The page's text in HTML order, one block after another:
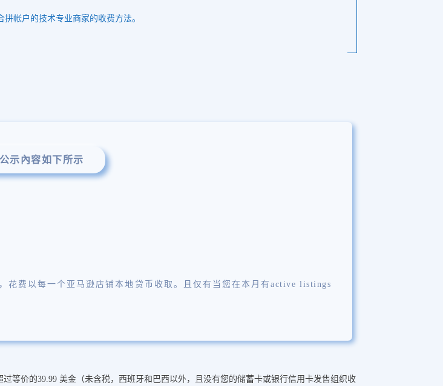
帐户的技术专业商家的收费方法。
公示內容如下所示
花费以每一个亚马逊店铺本地贷币收取。且仅有当您在本月有active listings
等价的39.99 美金（未含税，西班牙和巴西以外，且没有您的储蓄卡或银行信用卡发售组织收